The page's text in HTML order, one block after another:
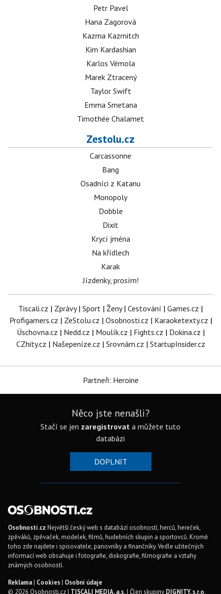
Petr Pavel
Hana Zagorová
Kazma Kazmitch
Kim Kardashian
Karlos Vémola
Marek Ztracený
Taylor Swift
Emma Smetana
Timothée Chalamet
Zestolu.cz
Carcassonne
Bang
Osadníci z Katanu
Monopoly
Dobble
Dixit
Krycí jména
Na křídlech
Karak
Jízdenky, prosím!
Tiscali.cz | Zprávy| Sport | Ženy| Cestování | Games.cz |
Profigamers.cz | ZeStolu.cz | Osobnosti.cz | Karaoketexty.cz |
Úschovna.cz | Nedd.cz | Moulík.cz | Fights.cz | Dokina.cz |
CZhity.cz | Našepeníze.cz | Srovnám.cz | StartupInsider.cz
Partneři: Heroine
Něco jste nenašli?
Stačí se jen zaregistrovat a můžete tuto
databázi
DOPLNIT
Osobnosti.cz Největší český web s databází osobností, herců, hereček,
zpěváků, zpěvaček, modelek, filmů, hudebních skupin a sportovců. Kromě
toho zde najdete i spisovatele, panovníky a finančníky. Vedle užitečných
informací web obsahuje i fotografie, diskografie, filmografie a vztahy
známých osobností.
Reklama| Cookies| Osobní údaje
© 2026 Osobnosti.cz | TISCALI MEDIA, a.s.| Člen skupiny DIGNITY, s.r.o.